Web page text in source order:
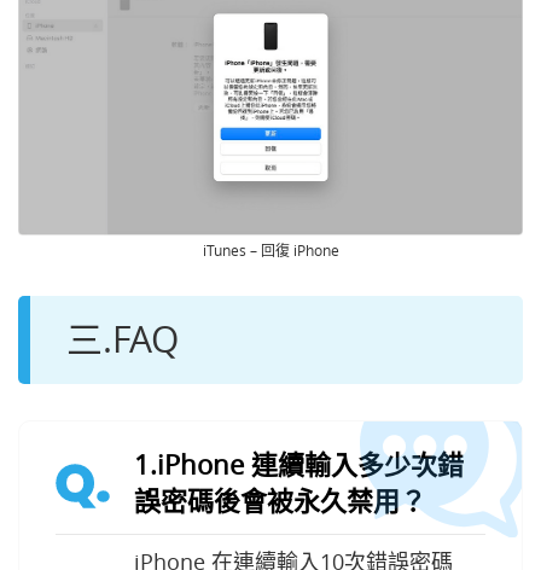
iTunes – 回復 iPhone
三.FAQ
Q.
1.iPhone 連續輸入多少次錯
誤密碼後會被永久禁用？
iPhone 在連續輸入10次錯誤密碼